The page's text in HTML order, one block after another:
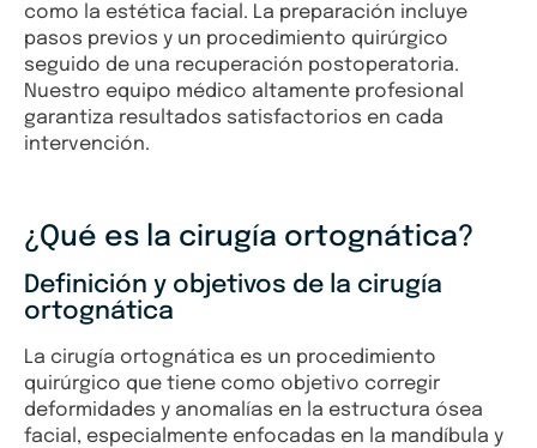
como la estética facial. La preparación incluye
pasos previos y un procedimiento quirúrgico
seguido de una recuperación postoperatoria.
Nuestro equipo médico altamente profesional
garantiza resultados satisfactorios en cada
intervención.
¿Qué es la cirugía ortognática?
Definición y objetivos de la cirugía
ortognática
La cirugía ortognática es un procedimiento
quirúrgico que tiene como objetivo corregir
deformidades y anomalías en la estructura ósea
facial, especialmente enfocadas en la mandíbula y